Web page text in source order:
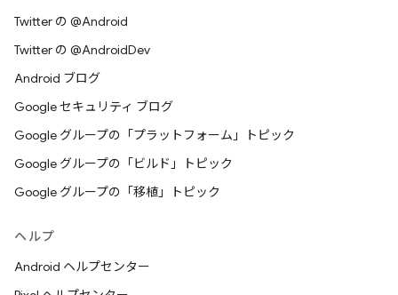
Twitter の @Android
Twitter の @AndroidDev
Android ブログ
Google セキュリティ ブログ
Google グループの「プラットフォーム」トピック
Google グループの「ビルド」トピック
Google グループの「移植」トピック
ヘルプ
Android ヘルプセンター